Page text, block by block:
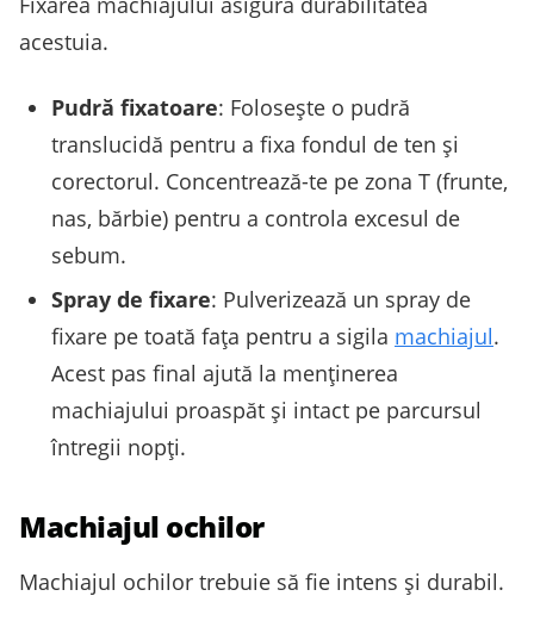
acestuia.
Pudră fixatoare: Folosește o pudră
translucidă pentru a fixa fondul de ten și
corectorul. Concentrează-te pe zona T (frunte,
nas, bărbie) pentru a controla excesul de
sebum.
Spray de fixare: Pulverizează un spray de
fixare pe toată fața pentru a sigila machiajul.
Acest pas final ajută la menținerea
machiajului proaspăt și intact pe parcursul
întregii nopți.
Machiajul ochilor
Machiajul ochilor trebuie să fie intens și durabil.